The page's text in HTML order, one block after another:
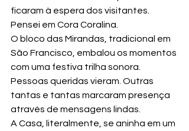
ficaram à espera dos visitantes.
Pensei em Cora Coralina.
O bloco das Mirandas, tradicional em
São Francisco, embalou os momentos
com uma festiva trilha sonora.
Pessoas queridas vieram. Outras
tantas e tantas marcaram presença
através de mensagens lindas.
A Casa, literalmente, se aninha em um